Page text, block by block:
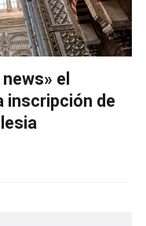
el
inscripción de